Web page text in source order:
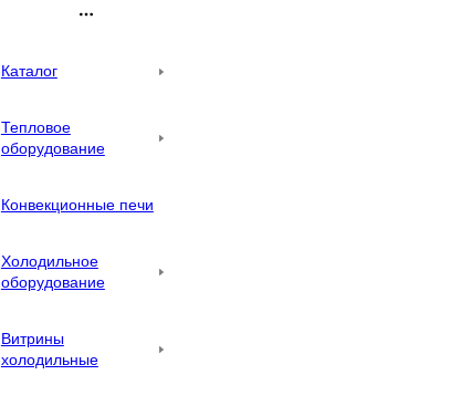
Каталог
Тепловое
оборудование
Конвекционные печи
Холодильное
оборудование
Витрины
холодильные